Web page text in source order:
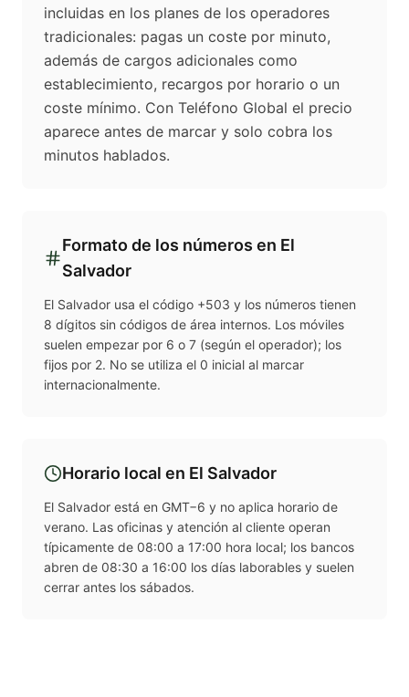
incluidas en los planes de los operadores
tradicionales: pagas un coste por minuto,
además de cargos adicionales como
establecimiento, recargos por horario o un
coste mínimo. Con Teléfono Global el precio
aparece antes de marcar y solo cobra los
minutos hablados.
Formato de los números en El
Salvador
El Salvador usa el código +503 y los números tienen
8 dígitos sin códigos de área internos. Los móviles
suelen empezar por 6 o 7 (según el operador); los
fijos por 2. No se utiliza el 0 inicial al marcar
internacionalmente.
Horario local en El Salvador
El Salvador está en GMT−6 y no aplica horario de
verano. Las oficinas y atención al cliente operan
típicamente de 08:00 a 17:00 hora local; los bancos
abren de 08:30 a 16:00 los días laborables y suelen
cerrar antes los sábados.